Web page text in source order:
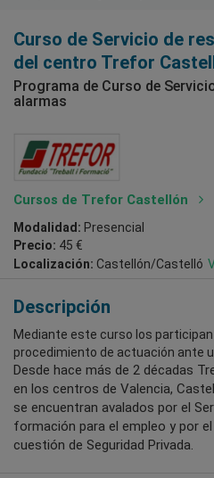
Curso de Servicio de
del centro Trefor
Programa de Curso de
alarmas
Cursos de Trefor Castellón
Modalidad: Presencial
Precio: 45 €
Localización: Castellón/Castelló
Descripción
Mediante este curso los
procedimiento de actuación ante
Desde hace más de 2 décadas
en los centros de Valencia,
se encuentran avalados por el
formación para el empleo y por
cuestión de Seguridad Privada.